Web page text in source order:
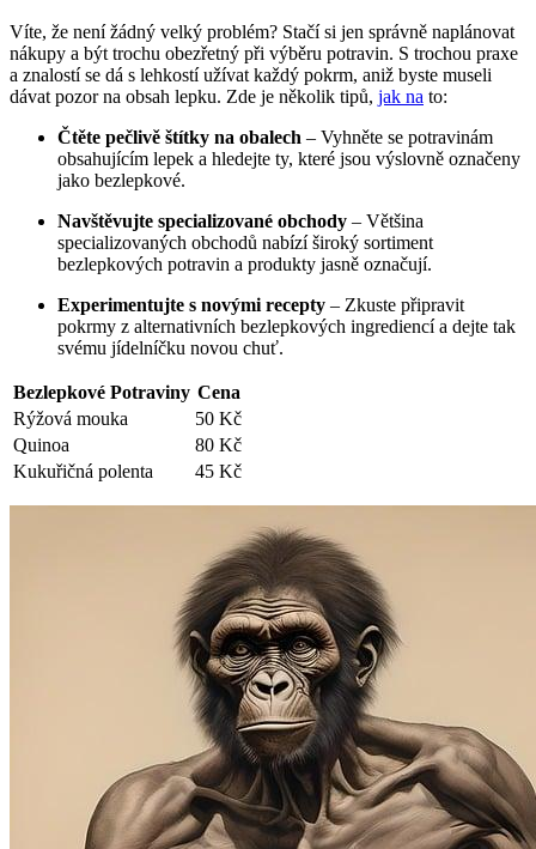
Víte, že není žádný velký problém? Stačí si jen správně naplánovat
nákupy a být trochu obezřetný při výběru potravin. S trochou praxe
a znalostí se dá s lehkostí užívat každý pokrm, aniž byste museli
dávat pozor na obsah lepku. Zde je několik tipů, jak na to:
Čtěte pečlivě štítky na obalech – Vyhněte se potravinám
obsahujícím lepek a hledejte ty, které jsou výslovně označeny
jako bezlepkové.
Navštěvujte specializované obchody – Většina
specializovaných obchodů nabízí široký sortiment
bezlepkových potravin a produkty jasně označují.
Experimentujte s novými recepty – Zkuste připravit
pokrmy z alternativních bezlepkových ingrediencí a dejte tak
svému jídelníčku novou chuť.
Bezlepkové Potraviny Cena
Rýžová mouka
50 Kč
Quinoa
80 Kč
Kukuřičná polenta
45 Kč